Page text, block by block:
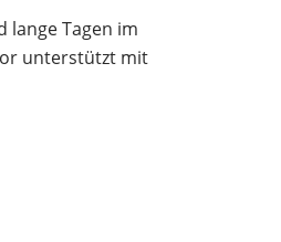
lange Tagen im
unterstützt mit